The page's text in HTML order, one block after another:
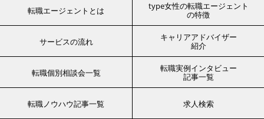
転職エージェントとは
type女性の転職エージェント
の特徴
サービスの流れ
キャリアアドバイザー
紹介
転職個別相談会一覧
転職実例インタビュー
記事一覧
転職ノウハウ記事一覧 求人検索